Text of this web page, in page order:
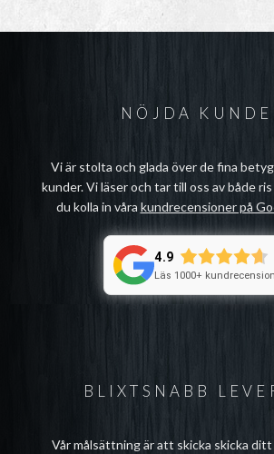
BLIXTSNABB
Vår målsättning är att skicka skicka
NÖJDA
Vi är stolta och glada över de fina
kunder. Vi läser och tar till oss av både
du kolla in våra kundrecensioner på
4.9
Läs 1000+